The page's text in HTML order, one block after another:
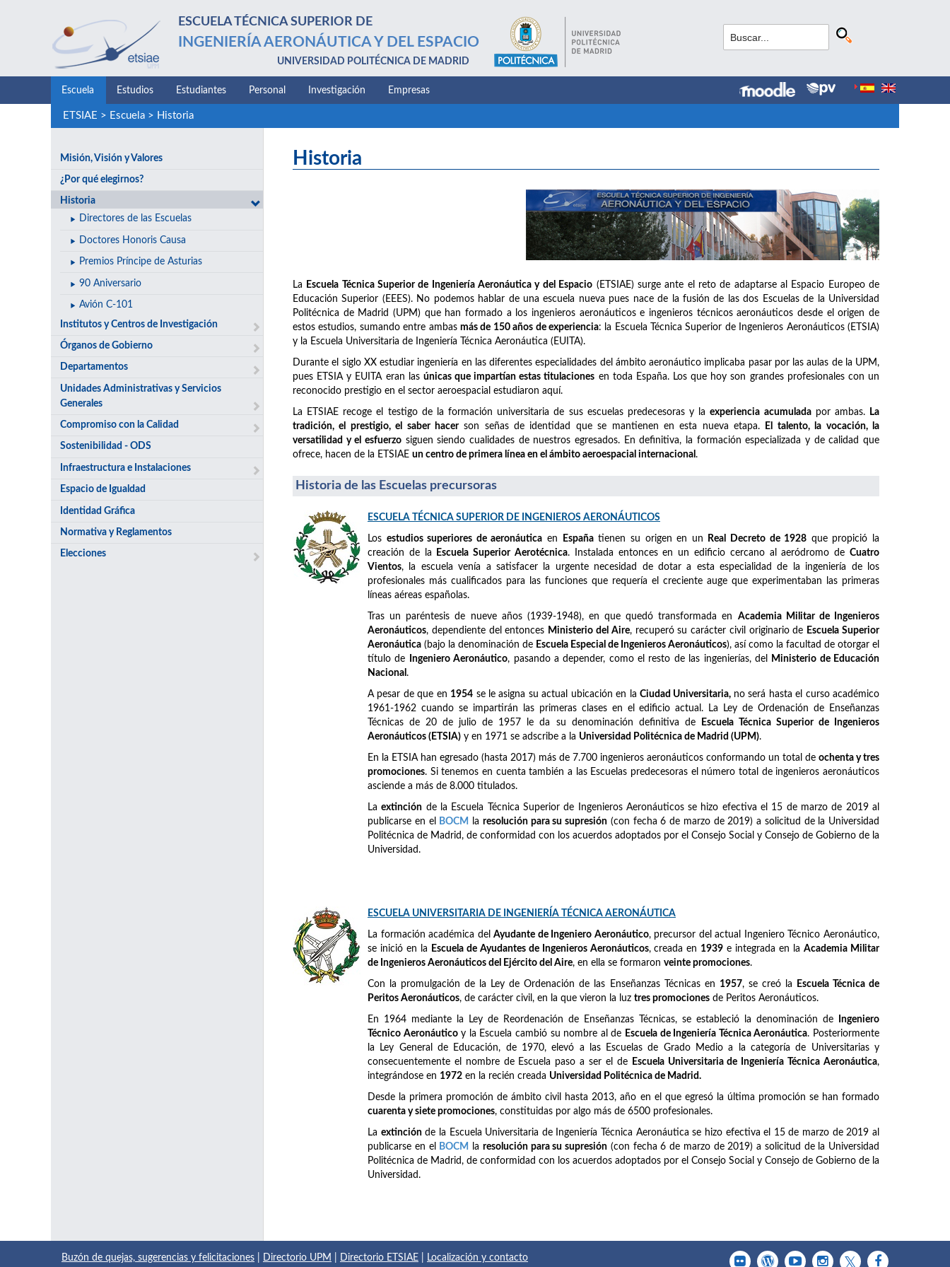
ESCUELA TÉCNICA SUPERIOR DE
INGENIERÍA AERONÁUTICA Y DEL ESPACIO
UNIVERSIDAD POLITÉCNICA DE MADRID
Escuela Estudios Estudiantes Personal Investigación Empresas
ETSIAE > Escuela> Historia
Misión, Visión y Valores
¿Por qué elegirnos?
Historia
Directores de las Escuelas
Doctores Honoris Causa
Premios Príncipe de Asturias
90 Aniversario
Avión C-101
Institutos y Centros de Investigación
Órganos de Gobierno
Departamentos
Unidades Administrativas y Servicios
Generales
Compromiso con la Calidad
Sostenibilidad - ODS
Infraestructura e Instalaciones
Espacio de Igualdad
Identidad Gráfica
Normativa y Reglamentos
Elecciones
Historia
La Escuela Técnica Superior de Ingeniería Aeronáutica y del Espacio (ETSIAE) surge ante el reto de adaptarse al Espacio Europeo de
Educación Superior (EEES). No podemos hablar de una escuela nueva pues nace de la fusión de las dos Escuelas de la Universidad
Politécnica de Madrid (UPM) que han formado a los ingenieros aeronáuticos e ingenieros técnicos aeronáuticos desde el origen de
estos estudios, sumando entre ambas más de 150 años de experiencia: la Escuela Técnica Superior de Ingenieros Aeronáuticos (ETSIA)
y la Escuela Universitaria de Ingeniería Técnica Aeronáutica (EUITA).
Durante el siglo XX estudiar ingeniería en las diferentes especialidades del ámbito aeronáutico implicaba pasar por las aulas de la UPM,
pues ETSIA y EUITA eran las únicas que impartían estas titulaciones en toda España. Los que hoy son grandes profesionales con un
reconocido prestigio en el sector aeroespacial estudiaron aquí.
La ETSIAE recoge el testigo de la formación universitaria de sus escuelas predecesoras y laexperiencia acumuladapor ambas.
La
tradición, el prestigio, el saber hacerson señas de identidad que se mantienen en esta nueva etapa.
El talento, la vocación, la
versatilidad y el esfuerzo siguen siendo cualidades de nuestros egresados. En definitiva, la formación especializada y de calidad que
ofrece, hacen de la ETSIAE un centro de primera línea en el ámbito aeroespacial internacional .
Historia de las Escuelas precursoras
ESCUELA TÉCNICA SUPERIOR DE INGENIEROS AERONÁUTICOS
Los estudios superiores de aeronáutica en Españatienen su origen en un Real Decreto de 1928 que propició la
creación de la
Escuela Superior Aerotécnica. Instalada entonces en un edificio cercano al aeródromo deCuatro
Vientos, la escuela venía a satisfacer la urgente necesidad de dotar a esta especialidad de la ingeniería de los
profesionales más cualificados para las funciones que requería el creciente auge que experimentaban las primeras
líneas aéreas españolas.
Tras un paréntesis de nueve años (1939-1948), en que quedó transformada en Academia Militar de Ingenieros
Aeronáuticos, dependiente del entonces Ministerio del Aire, recuperó su carácter civil originario de Escuela Superior
Aeronáutica (bajo la denominación de Escuela Especial de Ingenieros Aeronáuticos), así como la facultad de otorgar el
título de
Ingeniero Aeronáutico, pasando a depender, como el resto de las ingenierías, del
Ministerio de Educación
Nacional .
A pesar de que en 1954 se le asigna su actual ubicación en laCiudad Universitaria, no será hasta el curso académico
1961-1962 cuando se impartirán las primeras clases en el edificio actual. La Ley de Ordenación de Enseñanzas
Técnicas de 20 de julio de 1957 le da su denominación definitiva de
Escuela Técnica Superior de Ingenieros
Aeronáuticos (ETSIA) y en 1971 se adscribe a la Universidad Politécnica de Madrid (UPM).
En la ETSIA han egresado (hasta 2017) más de 7.700 ingenieros aeronáuticos conformando un total de ochenta y tres
promociones. Si tenemos en cuenta también a las Escuelas predecesoras el número total de ingenieros aeronáuticos
asciende a más de 8.000 titulados.
Laextinción de la Escuela Técnica Superior de Ingenieros Aeronáuticos se hizo efectiva el 15 de marzo de 2019 al
publicarse en el
BOCM la resolución para su supresión (con fecha 6 de marzo de 2019) a solicitud de la Universidad
Politécnica de Madrid, de conformidad con los acuerdos adoptados por el Consejo Social y Consejo de Gobierno de la
Universidad.
ESCUELA UNIVERSITARIA DE INGENIERÍA TÉCNICA AERONÁUTICA
La formación académica delAyudante de Ingeniero Aeronáutico, precursor del actual Ingeniero Técnico Aeronáutico,
se inició en la
Escuela de Ayudantes de Ingenieros Aeronáuticos, creada en 1939 e integrada en laAcademia Militar
de Ingenieros Aeronáuticos del Ejército del Aire, en ella se formaron veinte promociones.
Con la promulgación de la Ley de Ordenación de las Enseñanzas Técnicas en 1957, se creó la
Escuela Técnica de
Peritos Aeronáuticos, de carácter civil, en la que vieron la luz tres promociones de Peritos Aeronáuticos.
En 1964 mediante la Ley de Reordenación de Enseñanzas Técnicas, se estableció la denominación de
Ingeniero
Técnico Aeronáuticoy la Escuela cambió su nombre al de Escuela de Ingeniería Técnica Aeronáutica. Posteriormente
la Ley General de Educación, de 1970, elevó a las Escuelas de Grado Medio a la categoría de Universitarias y
consecuentemente el nombre de Escuela paso a ser el de
Escuela Universitaria de Ingeniería Técnica Aeronáutica,
integrándose en 1972 en la recién creada Universidad Politécnica de Madrid.
Desde la primera promoción de ámbito civil hasta 2013, año en el que egresó la última promoción se han formado
cuarenta y siete promociones, constituidas por algo más de 6500 profesionales.
La extinciónde la Escuela Universitaria de Ingeniería Técnica Aeronáutica se hizo efectiva el 15 de marzo de 2019 al
publicarse en el
BOCM la resolución para su supresión (con fecha 6 de marzo de 2019) a solicitud de la Universidad
Politécnica de Madrid, de conformidad con los acuerdos adoptados por el Consejo Social y Consejo de Gobierno de la
Universidad.
Buzón de quejas, sugerencias y felicitaciones Directorio UPM Directorio ETSIAE Localización y contacto